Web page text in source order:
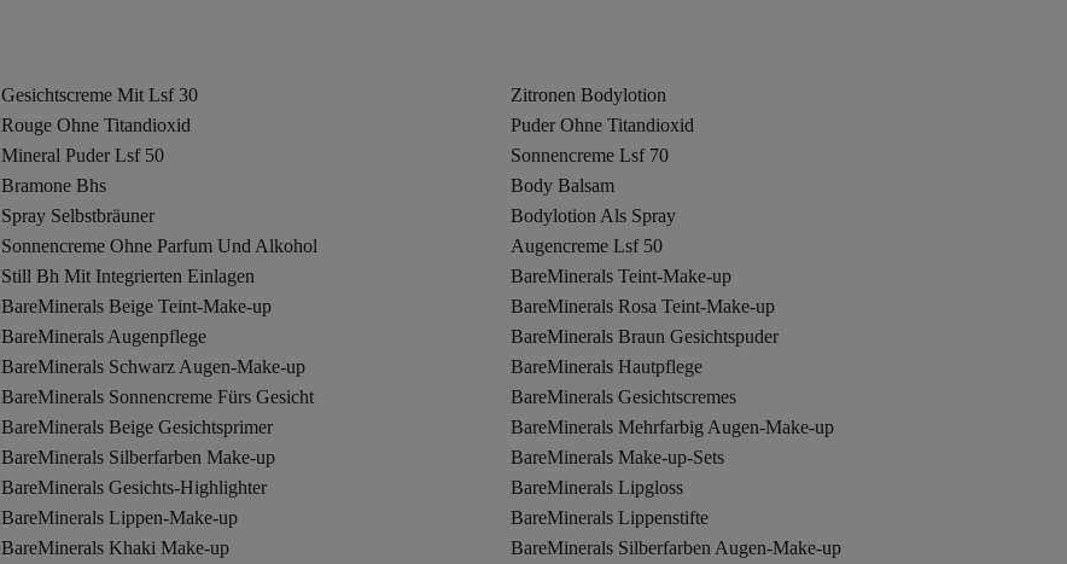
Gesichtscreme Mit Lsf 30
Zitronen Bodylotion
Rouge Ohne Titandioxid
Puder Ohne Titandioxid
Mineral Puder Lsf 50
Sonnencreme Lsf 70
Bramone Bhs
Body Balsam
Spray Selbstbräuner
Bodylotion Als Spray
Sonnencreme Ohne Parfum Und Alkohol
Augencreme Lsf 50
Still Bh Mit Integrierten Einlagen
BareMinerals Teint-Make-up
BareMinerals Beige Teint-Make-up
BareMinerals Rosa Teint-Make-up
BareMinerals Augenpflege
BareMinerals Braun Gesichtspuder
BareMinerals Schwarz Augen-Make-up
BareMinerals Hautpflege
BareMinerals Sonnencreme Fürs Gesicht
BareMinerals Gesichtscremes
BareMinerals Beige Gesichtsprimer
BareMinerals Mehrfarbig Augen-Make-up
BareMinerals Silberfarben Make-up
BareMinerals Make-up-Sets
BareMinerals Gesichts-Highlighter
BareMinerals Lipgloss
BareMinerals Lippen-Make-up
BareMinerals Lippenstifte
BareMinerals Khaki Make-up
BareMinerals Silberfarben Augen-Make-up